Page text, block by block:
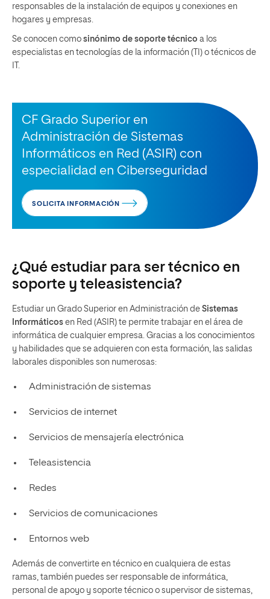
responsables de la instalación de equipos y conexiones en
hogares y empresas.
Se conocen como sinónimo de soporte técnico a los
especialistas en tecnologías de la información (TI) o técnicos de
IT.
CF Grado Superior en
Administración de Sistemas
Informáticos en Red (ASIR) con
especialidad en Ciberseguridad
SOLICITA INFORMACIÓN
¿Qué estudiar para ser técnico en
soporte y teleasistencia?
Estudiar un Grado Superior en Administración de Sistemas
Informáticos en Red (ASIR) te permite trabajar en el área de
informática de cualquier empresa. Gracias a los conocimientos
y habilidades que se adquieren con esta formación, las salidas
laborales disponibles son numerosas:
Administración de sistemas
Servicios de internet
Servicios de mensajería electrónica
Teleasistencia
Redes
Servicios de comunicaciones
Entornos web
Además de convertirte en técnico en cualquiera de estas
ramas, también puedes ser responsable de informática,
personal de apoyo y soporte técnico o supervisor de sistemas,